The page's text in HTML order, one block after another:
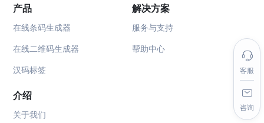
客服
咨询
产品
在线条码生成器
在线二维码生成器
汉码标签
解决方案
服务与支持
帮助中心
介绍
关于我们